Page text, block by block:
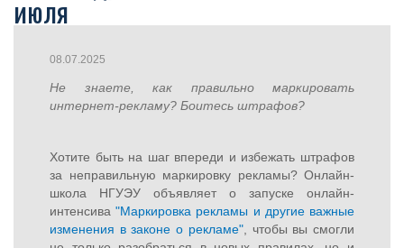
июля
08.07.2025
Не знаете, как правильно маркировать
интернет-рекламу? Боитесь штрафов?
Хотите быть на шаг впереди и избежать штрафов
за неправильную маркировку рекламы? Онлайн-
школа НГУЭУ объявляет о запуске онлайн-
интенсива"Маркировка рекламы и другие важные
изменения в законе о рекламе", чтобы вы смогли